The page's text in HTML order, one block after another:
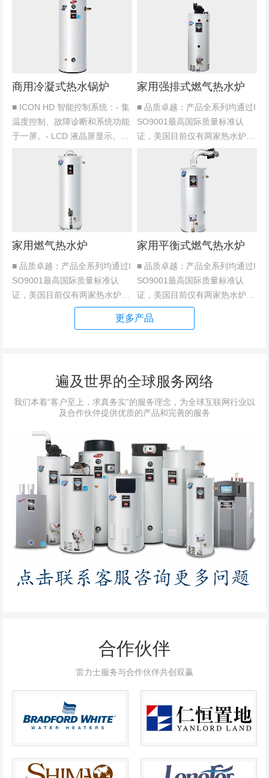
的要求。■ 适用气钟：天然气、
人工煤气■ 排烟方式：燃烧废气
通过烟道自然排至室外（自然...
商用冷凝式热水锅炉
■ ICON HD 智能控制系统：- 集
温度控制、故障诊断和系统功能
于一屏。- LCD 液晶屏显示。-
能与建筑管理系统匹配。- 8幅服
务屏幕显示简化故障检修。■ 多
家用强排式燃气热水炉
■ 品质卓越：产品全系列均通过I
SO9001最高国际质量标准认
证，美国目前仅有两家热水炉制
造商获得此项认证。产品全部由
美国本土生产,品质优秀。并获
《中华人民共和国特种设备制造
家用燃气热水炉
■ 品质卓越：产品全系列均通过I
SO9001最高国际质量标准认
证，美国目前仅有两家热水炉制
造商获得此项认证。产品全部由
美国本土生产,品质优秀。并获
家用平衡式燃气热水炉
■ 品质卓越：产品全系列均通过I
SO9001最高国际质量标准认
证，美国目前仅有两家热水炉制
造商获得此项认证。产品全部由
美国本土生产，品质优秀。并获
更多产品
遍及世界的全球服务网络
我们本着“客户至上，求真务实”的服务理念，为全球互联网行业以
及合作伙伴提供优质的产品和完善的服务
合作伙伴
雷力士服务与合作伙伴共创双赢